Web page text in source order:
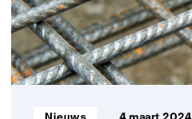
om
Nederlandse
infrastructuur,
leefomgeving
en
Informatietype: